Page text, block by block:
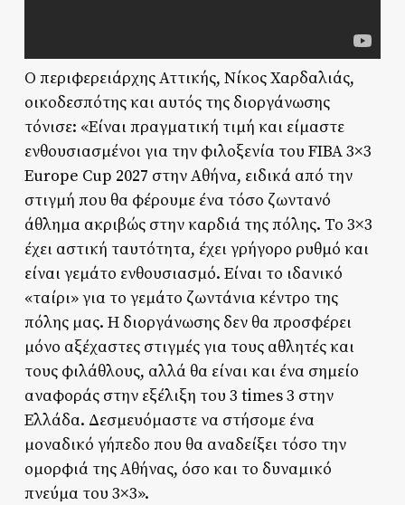
Ο περιφερειάρχης Αττικής, Νίκος Χαρδαλιάς,
οικοδεσπότης και αυτός της διοργάνωσης
τόνισε: «Είναι πραγματική τιμή και είμαστε
ενθουσιασμένοι για την φιλοξενία του FIBA 3×3
Europe Cup 2027 στην Αθήνα, ειδικά από την
στιγμή που θα φέρουμε ένα τόσο ζωντανό
άθλημα ακριβώς στην καρδιά της πόλης. Το 3×3
έχει αστική ταυτότητα, έχει γρήγορο ρυθμό και
είναι γεμάτο ενθουσιασμό. Είναι το ιδανικό
«ταίρι» για το γεμάτο ζωντάνια κέντρο της
πόλης μας. Η διοργάνωσης δεν θα προσφέρει
μόνο αξέχαστες στιγμές για τους αθλητές και
τους φιλάθλους, αλλά θα είναι και ένα σημείο
αναφοράς στην εξέλιξη του 3 times 3 στην
Ελλάδα. Δεσμευόμαστε να στήσομε ένα
μοναδικό γήπεδο που θα αναδείξει τόσο την
ομορφιά της Αθήνας, όσο και το δυναμικό
πνεύμα του 3×3».